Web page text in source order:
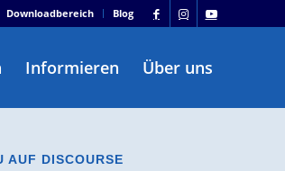
Downloadbereich Blog
Informieren Über uns
AUF DISCOURSE